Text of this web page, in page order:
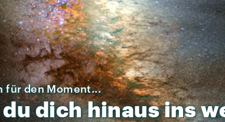
für den Moment...
dudichhinausins